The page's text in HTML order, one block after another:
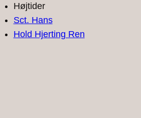
Højtider
Sct. Hans
Hold Hjerting Ren